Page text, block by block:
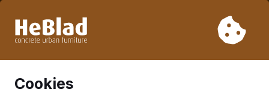
week 33. Houdt u daarom rekening met langere levertijden.
Cookies
Al meer dan 30.000 producten verkocht